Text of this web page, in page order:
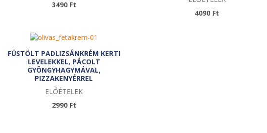
3490 Ft
4090 Ft
FÜSTÖLT PADLIZSÁNKRÉM KERTI
LEVELEKKEL, PÁCOLT
GYÖNGYHAGYMÁVAL,
PIZZAKENYÉRREL
ELŐÉTELEK
2990 Ft